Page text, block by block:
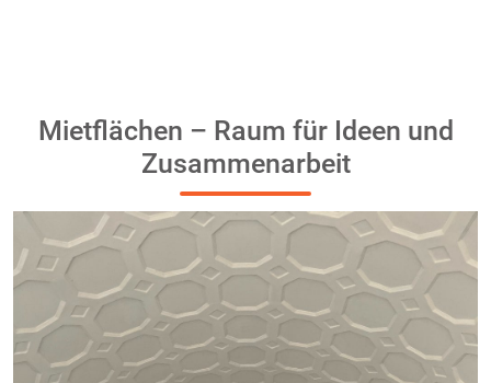
Mietflächen – Raum für Ideen und
Zusammenarbeit